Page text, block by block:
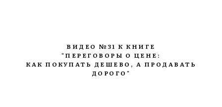
ВИДЕО №31 К КНИГЕ
"ПЕРЕГОВОРЫ О ЦЕНЕ:
КАК ПОКУПАТЬ ДЕШЕВО, А ПРОДАВАТЬ
ДОРОГО"